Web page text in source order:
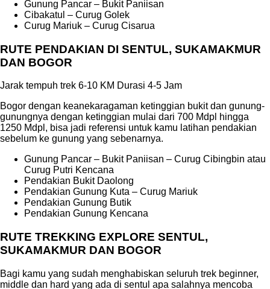
Gunung Pancar – Bukit Paniisan
Cibakatul – Curug Golek
Curug Mariuk – Curug Cisarua
RUTE PENDAKIAN DI SENTUL, SUKAMAKMUR
DAN BOGOR
Jarak tempuh trek 6-10 KM Durasi 4-5 Jam
Bogor dengan keanekaragaman ketinggian bukit dan gunung-
gunungnya dengan ketinggian mulai dari 700 Mdpl hingga
1250 Mdpl, bisa jadi referensi untuk kamu latihan pendakian
sebelum ke gunung yang sebenarnya.
Gunung Pancar – Bukit Paniisan – Curug Cibingbin atau
Curug Putri Kencana
Pendakian Bukit Daolong
Pendakian Gunung Kuta – Curug Mariuk
Pendakian Gunung Butik
Pendakian Gunung Kencana
RUTE TREKKING EXPLORE SENTUL,
SUKAMAKMUR DAN BOGOR
Bagi kamu yang sudah menghabiskan seluruh trek beginner,
middle dan hard yang ada di sentul apa salahnya mencoba